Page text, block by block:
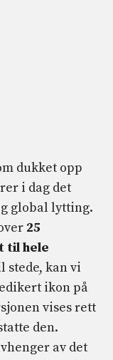
dukket opp
i dag det
global lytting.
25
til hele
stede, kan vi
ikon på
vises rett
den.
av det